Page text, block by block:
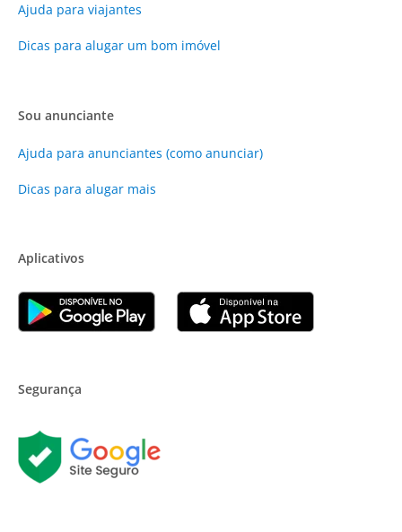
Ajuda para viajantes
Dicas para alugar um bom imóvel
Sou anunciante
Ajuda para anunciantes (como anunciar)
Dicas para alugar mais
Aplicativos
Segurança